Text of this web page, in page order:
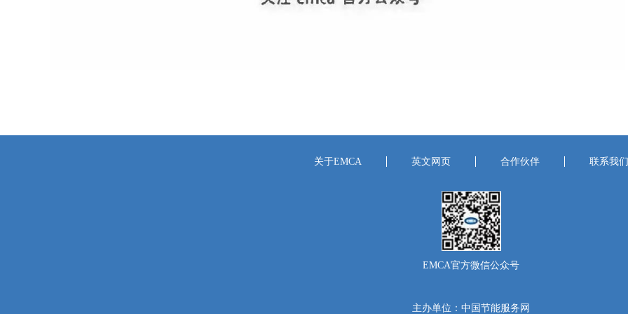
关于EMCA 英文网页 合作伙伴 联系我们
EMCA官方微信公众号
主办单位：中国节能服务网